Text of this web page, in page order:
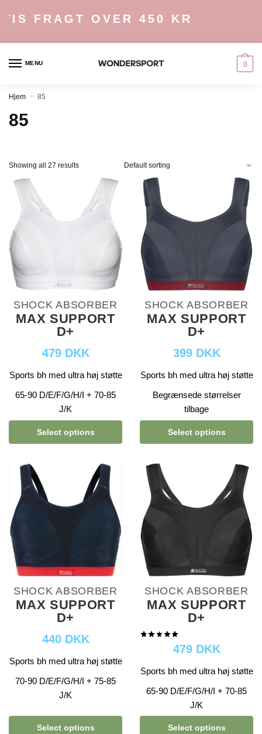
FRAGT OVER 450 KR
MENU 0
Hjem » 85
85
Showing all 27 results
SHOCK ABSORBER
MAX SUPPORT
D+
479 DKK
Sports bh med ultra høj støtte
65-90 D/E/F/G/H/I + 70-85
J/K
Select options
SHOCK ABSORBER
MAX SUPPORT
D+
399 DKK
Sports bh med ultra høj støtte
Begrænsede størrelser
tilbage
Select options
SHOCK ABSORBER
MAX SUPPORT
D+
440 DKK
Sports bh med ultra høj støtte
70-90 D/E/F/G/H/I + 75-85
J/K
Select options
SHOCK ABSORBER
MAX SUPPORT
D+
479 DKK
Sports bh med ultra høj støtte
65-90 D/E/F/G/H/I + 70-85
J/K
Select options